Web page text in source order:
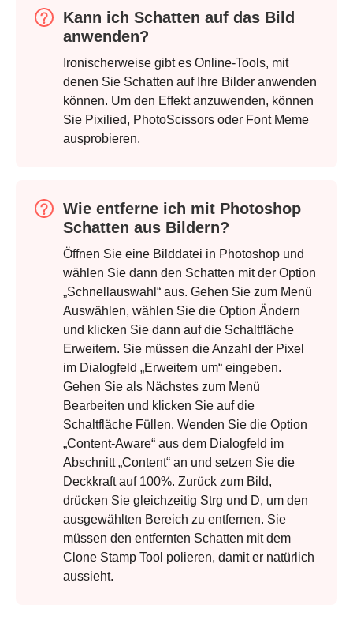
Schritt 2.
Schritt 3.
Kann ich Schatten auf das Bild
anwenden?
Ironischerweise gibt es Online-Tools, mit
denen Sie Schatten auf Ihre Bilder anwenden
können. Um den Effekt anzuwenden, können
Sie Pixilied, PhotoScissors oder Font Meme
ausprobieren.
Wie entferne ich mit Photoshop
Schatten aus Bildern?
Öffnen Sie eine Bilddatei in Photoshop und
wählen Sie dann den Schatten mit der Option
„Schnellauswahl“ aus. Gehen Sie zum Menü
Auswählen, wählen Sie die Option Ändern
und klicken Sie dann auf die Schaltfläche
Erweitern. Sie müssen die Anzahl der Pixel
im Dialogfeld „Erweitern um“ eingeben.
Gehen Sie als Nächstes zum Menü
Bearbeiten und klicken Sie auf die
Schaltfläche Füllen. Wenden Sie die Option
„Content-Aware“ aus dem Dialogfeld im
Abschnitt „Content“ an und setzen Sie die
Deckkraft auf 100%. Zurück zum Bild,
drücken Sie gleichzeitig Strg und D, um den
ausgewählten Bereich zu entfernen. Sie
müssen den entfernten Schatten mit dem
Clone Stamp Tool polieren, damit er natürlich
aussieht.